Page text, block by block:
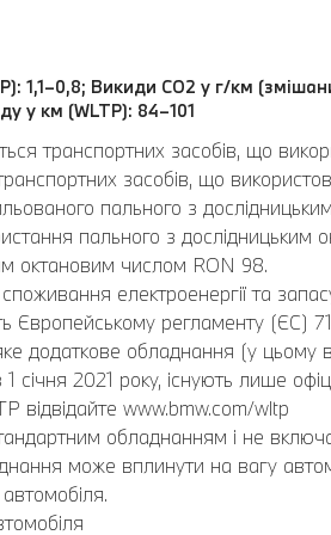
1,1–0,8; Викиди CO2 у г/км
у км (WLTP): 84–101
транспортних засобів, що
засобів, що
пального з
пального з
октановим числом RON 98.
електроенергії та
Європейському регламенту (ЄС)
додаткове обладнання (у
2021 року, існують лише
відвідайте www.bmw.com/wltp
обладнанням і не
може вплинути на вагу